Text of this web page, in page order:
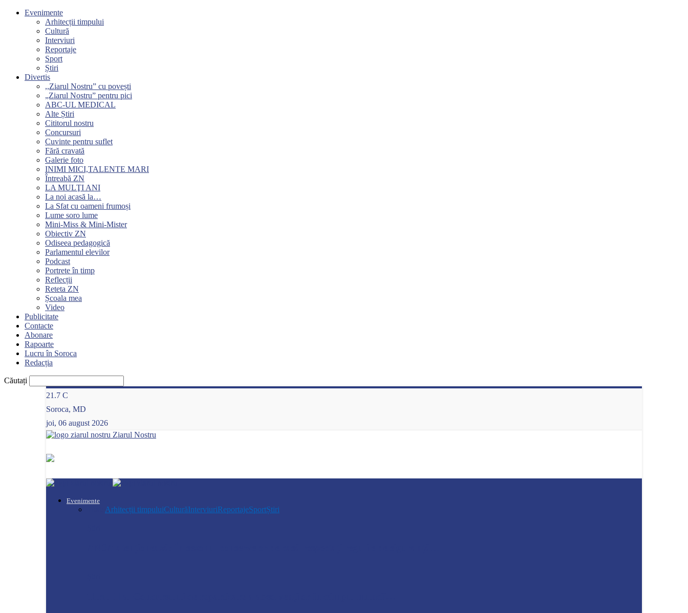
Evenimente
Arhitecții timpului
Cultură
Interviuri
Reportaje
Sport
Știri
Divertis
,,Ziarul Nostru” cu povești
„Ziarul Nostru” pentru pici
ABC-UL MEDICAL
Alte Știri
Cititorul nostru
Concursuri
Cuvinte pentru suflet
Fără cravată
Galerie foto
INIMI MICI,TALENTE MARI
Întreabă ZN
LA MULŢI ANI
La noi acasă la…
La Sfat cu oameni frumoși
Lume soro lume
Mini-Miss & Mini-Mister
Obiectiv ZN
Odiseea pedagogică
Parlamentul elevilor
Podcast
Portrete în timp
Reflecții
Reteta ZN
Școala mea
Video
Publicitate
Contacte
Abonare
Rapoarte
Lucru în Soroca
Redacția
Căutați
21.7 C
Soroca, MD
joi, 06 august 2026
Ziarul Nostru
Evenimente
Arhitecții timpuluiCulturăInterviuriReportajeSportȘtiri